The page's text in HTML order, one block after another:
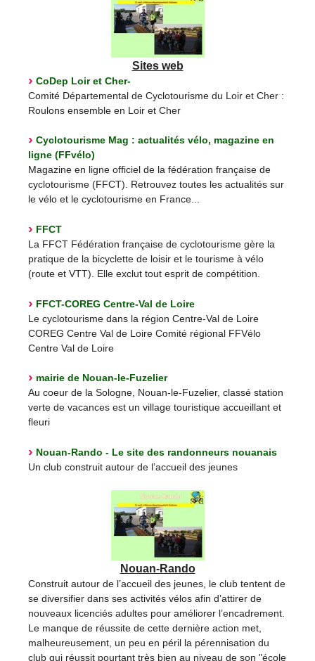
Sites web
CoDep Loir et Cher-
Comité Départemental de Cyclotourisme du Loir et Cher :
Roulons ensemble en Loir et Cher
Cyclotourisme Mag : actualités vélo, magazine en
ligne (FFvélo)
Magazine en ligne officiel de la fédération française de
cyclotourisme (FFCT). Retrouvez toutes les actualités sur
le vélo et le cyclotourisme en France...
FFCT
La FFCT Fédération française de cyclotourisme gère la
pratique de la bicyclette de loisir et le tourisme à vélo
(route et VTT). Elle exclut tout esprit de compétition.
FFCT-COREG Centre-Val de Loire
Le cyclotourisme dans la région Centre-Val de Loire
COREG Centre Val de Loire Comité régional FFVélo
Centre Val de Loire
mairie de Nouan-le-Fuzelier
Au coeur de la Sologne, Nouan-le-Fuzelier, classé station
verte de vacances est un village touristique accueillant et
fleuri
Nouan-Rando - Le site des randonneurs nouanais
Un club construit autour de l’accueil des jeunes
Nouan-Rando
Construit autour de l’accueil des jeunes, le club tentent de
se diversifier dans ses activités vélos afin d’attirer de
nouveaux licenciés adultes pour améliorer l’encadrement.
Le manque de réussite de cette dernière action met,
malheureusement, un peu en péril la pérennisation du
club qui réussit pourtant très bien au niveau de son "école